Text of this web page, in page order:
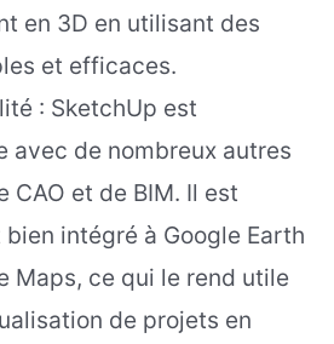
en 3D en utilisant des
et efficaces.
: SketchUp est
avec de nombreux autres
CAO et de BIM. Il est
intégré à Google Earth
Maps, ce qui le rend utile
de projets en